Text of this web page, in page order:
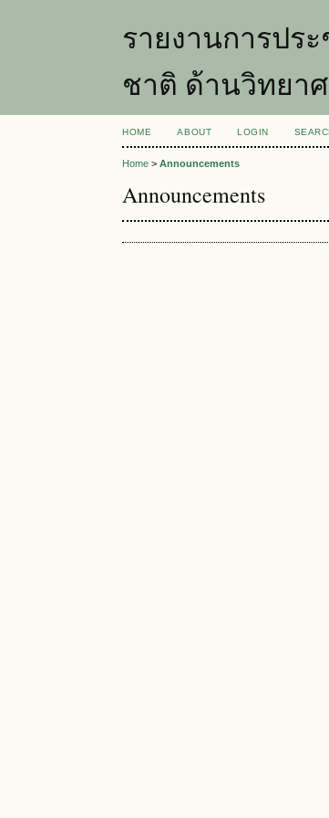
รายงานการปร
ชาติ ด้านวิทยา
HOME ABOUT LOGIN
Home >Announcements
Announcements